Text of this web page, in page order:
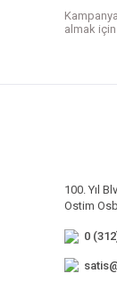
almak
100. Yıl
Ostim
0